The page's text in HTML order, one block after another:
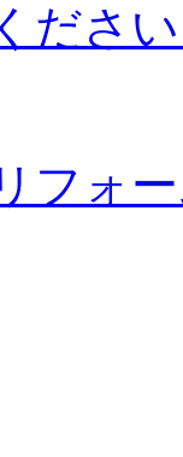
ださ
フォ